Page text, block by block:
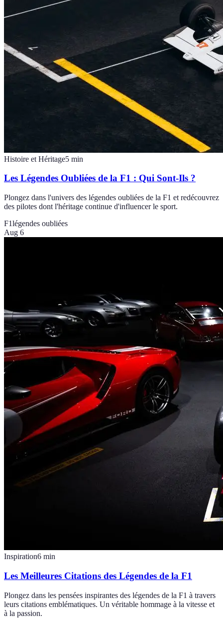
Histoire et Héritage5 min
Les Légendes Oubliées de la F1 : Qui Sont-Ils ?
Plongez dans l'univers des légendes oubliées de la F1 et redécouvrez
des pilotes dont l'héritage continue d'influencer le sport.
F1légendes oubliées
Aug 6
Inspiration6 min
Les Meilleures Citations des Légendes de la F1
Plongez dans les pensées inspirantes des légendes de la F1 à travers
leurs citations emblématiques. Un véritable hommage à la vitesse et
à la passion.